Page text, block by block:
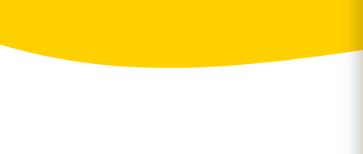
Dicas de como melhorar a limpeza da água.